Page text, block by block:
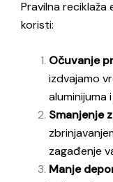
Pravilna
koristi:
Očuvanje
izdvajamo
Smanjenje
zagađenje
Manje